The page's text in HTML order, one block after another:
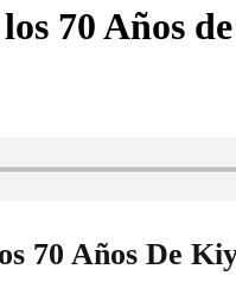
70 Años
70 Años De